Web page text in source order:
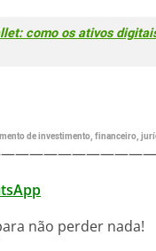
como os ativos
de investimento, financeiro,
não perder nada!